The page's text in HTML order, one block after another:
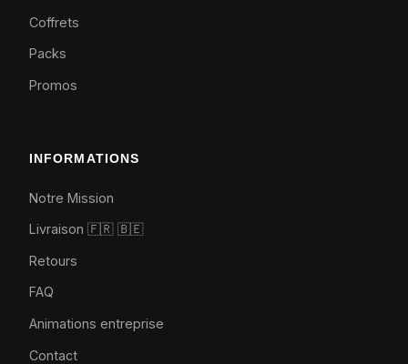
Coffrets
Packs
Promos
INFORMATIONS
Notre Mission
Livraison 🇫🇷 🇧🇪
Retours
FAQ
Animations entreprise
Contact